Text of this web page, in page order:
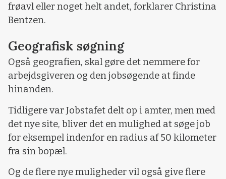
frøavl eller noget helt andet, forklarer Christina
Bentzen.
Geografisk søgning
Også geografien, skal gøre det nemmere for
arbejdsgiveren og den jobsøgende at finde
hinanden.
Tidligere var Jobstafet delt op i amter, men med
det nye site, bliver det en mulighed at søge job
for eksempel indenfor en radius af 50 kilometer
fra sin bopæl.
Og de flere nye muligheder vil også give flere